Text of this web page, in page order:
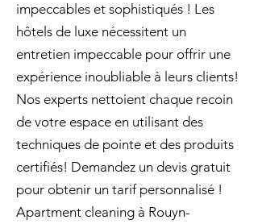
impeccables et sophistiqués ! Les
hôtels de luxe nécessitent un
entretien impeccable pour offrir une
expérience inoubliable à leurs clients!
Nos experts nettoient chaque recoin
de votre espace en utilisant des
techniques de pointe et des produits
certifiés! Demandez un devis gratuit
pour obtenir un tarif personnalisé !
Apartment cleaning à Rouyn-